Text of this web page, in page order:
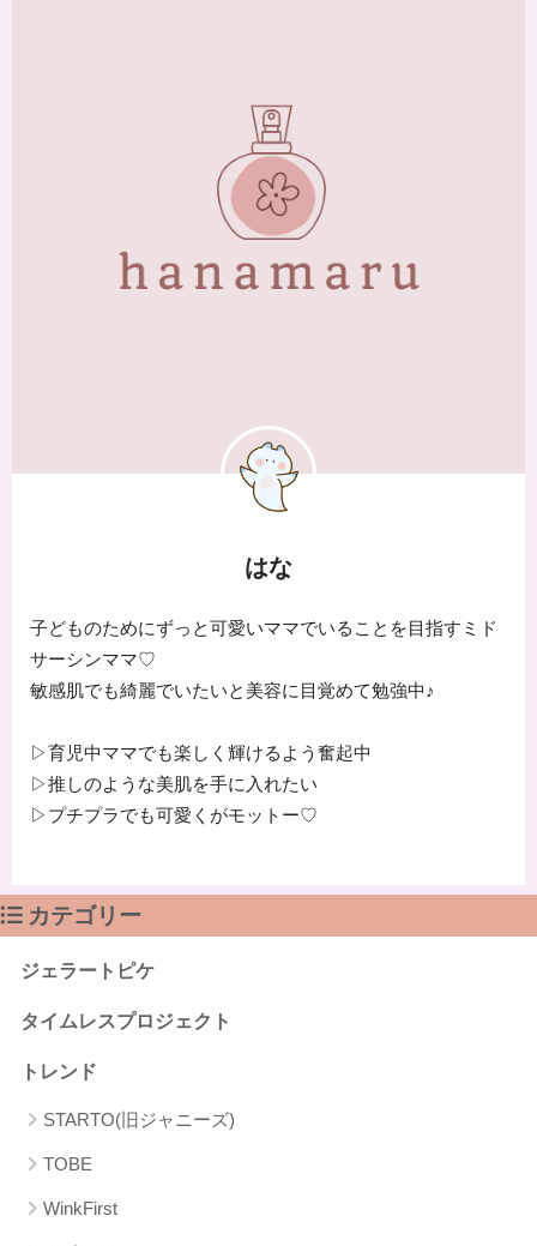
はな
子どものためにずっと可愛いママでいることを目指すミド
サーシンママ♡
敏感肌でも綺麗でいたいと美容に目覚めて勉強中♪
▷育児中ママでも楽しく輝けるよう奮起中
▷推しのような美肌を手に入れたい
▷プチプラでも可愛くがモットー♡
カテゴリー
ジェラートピケ
タイムレスプロジェクト
トレンド
STARTO(旧ジャニーズ)
TOBE
WinkFirst